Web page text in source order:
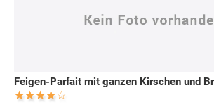
Feigen-Parfait mit ganzen Kirschen und